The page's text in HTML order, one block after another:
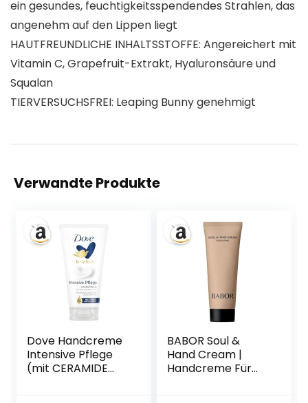
ein gesundes, feuchtigkeitsspendendes Strahlen, das
angenehm auf den Lippen liegt
HAUTFREUNDLICHE INHALTSSTOFFE: Angereichert mit
Vitamin C, Grapefruit-Extrakt, Hyaluronsäure und
Squalan
TIERVERSUCHSFREI: Leaping Bunny genehmigt
Verwandte Produkte
Dove Handcreme
Intensive Pflege
(mit CERAMIDE
BABOR Soul &
Hand Cream |
Handcreme Für